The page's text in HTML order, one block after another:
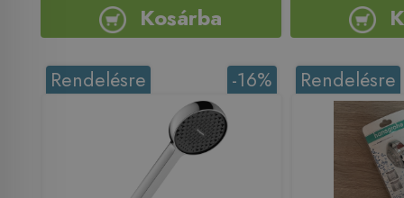
Kosárba
-16%
Rendelésre Rendelésre